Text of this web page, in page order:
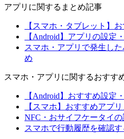
アプリに関するまとめ記事
【スマホ・タブレット】
【Android】アプリの設定
スマホ・アプリで発生し
め
スマホ・アプリに関するおすす
【Android】おすすめ設定
【スマホ】おすすめアプ
NFC・おサイフケータイ
スマホで行動履歴を確認